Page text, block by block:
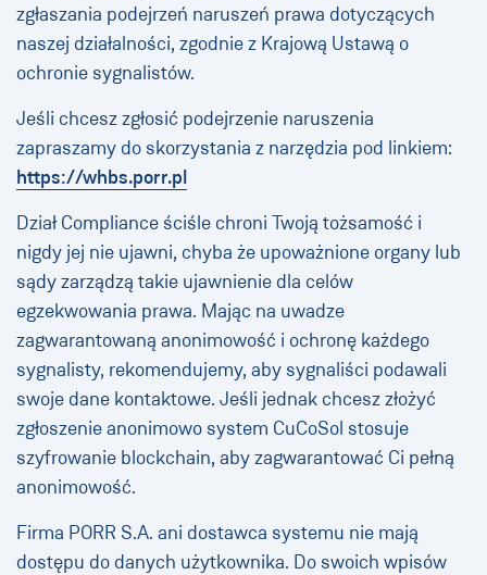
zgłaszania podejrzeń naruszeń prawa dotyczących
naszej działalności, zgodnie z Krajową Ustawą o
ochronie sygnalistów.
Jeśli chcesz zgłosić podejrzenie naruszenia
zapraszamy do skorzystania z narzędzia pod linkiem:
https://whbs.porr.pl
Dział Compliance ściśle chroni Twoją tożsamość i
nigdy jej nie ujawni, chyba że upoważnione organy lub
sądy zarządzą takie ujawnienie dla celów
egzekwowania prawa. Mając na uwadze
zagwarantowaną anonimowość i ochronę każdego
sygnalisty, rekomendujemy, aby sygnaliści podawali
swoje dane kontaktowe. Jeśli jednak chcesz złożyć
zgłoszenie anonimowo system CuCoSol stosuje
szyfrowanie blockchain, aby zagwarantować Ci pełną
anonimowość.
Firma PORR S.A. ani dostawca systemu nie mają
dostępu do danych użytkownika. Do swoich wpisów